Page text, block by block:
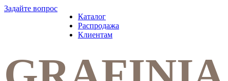
Задайте вопрос
Каталог
Распродажа
Клиентам